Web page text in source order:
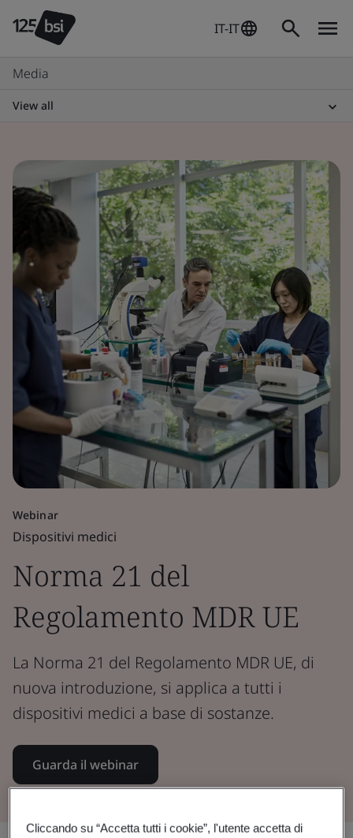
IT-IT
Media
View all
Webinar
Dispositivi medici
Norma 21 del
Regolamento MDR UE
La Norma 21 del Regolamento MDR UE, di
nuova introduzione, si applica a tutti i
dispositivi medici a base di sostanze.
Guarda il webinar
Cliccando su “Accetta tutti i cookie”, l'utente accetta di